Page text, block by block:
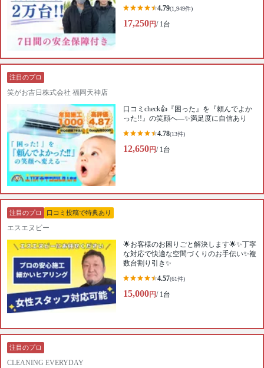
4.79(1,949件)
17,250円/ 1台
注目のプロ
笑がお吉日株式会社 福岡天神店
口コミcheck👍『困った』を『頼んでよか
った!!』の笑顔へ—✨満足度に自信あり
4.78(13件)
12,650円/ 1台
注目のプロ 口コミ投稿で特典あり
エスエヌビー
🌟お客様のお困りごと解決します🌟✨丁寧
な対応で快適な空間づくりのお手伝い✨複
数台割り引き✨
4.57(61件)
15,000円/ 1台
注目のプロ
CLEANING EVERYDAY